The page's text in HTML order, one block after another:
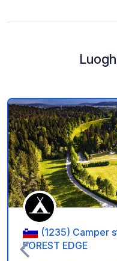
(1235) Camper
FOREST EDGE